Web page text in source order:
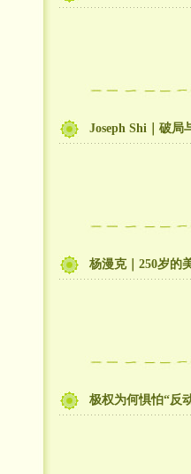
Joseph Shi｜破局
杨漫克｜250岁的
极权为何惧怕“反